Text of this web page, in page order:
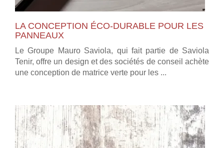
LA CONCEPTION ÉCO-DURABLE POUR LES
PANNEAUX
Le Groupe Mauro Saviola, qui fait partie de Saviola
Tenir, offre un design et des sociétés de conseil achète
une conception de matrice verte pour les ...